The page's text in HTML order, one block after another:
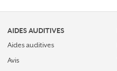
AIDES AUDITIVES
Aides auditives
Avis